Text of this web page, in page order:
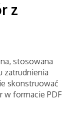
z
stosowana
zatrudnienia
skonstruować
w formacie PDF